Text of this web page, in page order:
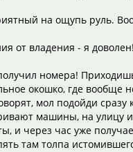
на ощупь руль.
от владения - я доволен!
номера!
окошко, где вообще
мол подойди сразу
машины, на улицу и
и через час уже
там толпа